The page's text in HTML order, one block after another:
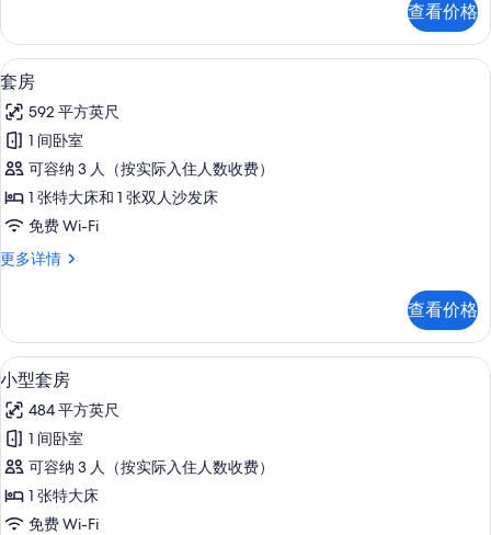
的
所
有
照
片
城
市
景
更
多
信
息
查看价格
显
示
套
房
的
所
照
高档床上用品、Select Comfort 床、
7
套房
592 平方英尺
1 间卧室
可容纳 3 人（按实际入住人数收费）
1 张特大床和 1 张双人沙发床
免费 Wi-Fi
更多详情
套
信
息
查看价格
显
示
小
型
套
房
高档床上用品、Select Comfort 床、
8
小型套房
484 平方英尺
1 间卧室
可容纳 3 人（按实际入住人数收费）
1 张特大床
免费 Wi-Fi